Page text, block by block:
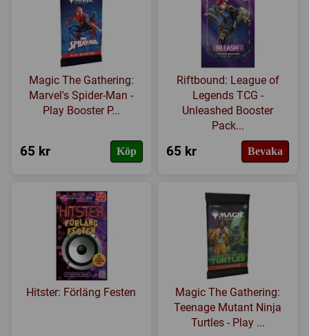
Magic The Gathering:
Marvel's Spider-Man -
Play Booster P...
65 kr Köp
Riftbound: League of
Legends TCG -
Unleashed Booster
Pack...
65 kr Bevaka
Hitster: Förläng Festen
Magic The Gathering:
Teenage Mutant Ninja
Turtles - Play ...